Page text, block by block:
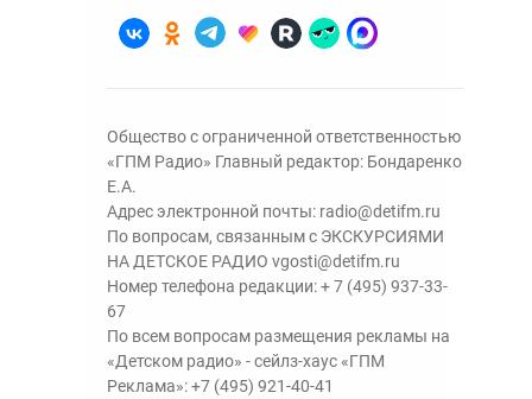
Общество с ограниченной ответственностью
«ГПМ Радио» Главный редактор: Бондаренко
Е.А.
Адрес электронной почты: radio@detifm.ru
По вопросам, связанным с ЭКСКУРСИЯМИ
НА ДЕТСКОЕ РАДИО vgosti@detifm.ru
Номер телефона редакции:+ 7 (495) 937-33-
67
По всем вопросам размещения рекламы на
«Детском радио» - сейлз-хаус «ГПМ
Реклама»:+7 (495) 921-40-41